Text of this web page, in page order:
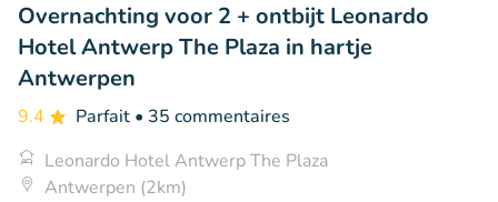
Overnachting voor 2 + ontbijt Leonardo
Hotel Antwerp The Plaza in hartje
Antwerpen
9.4 Parfait • 35 commentaires
Leonardo Hotel Antwerp The Plaza
Antwerpen (2km)